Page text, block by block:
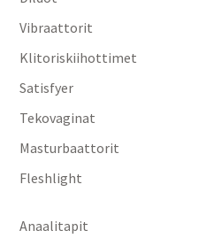
Vibraattorit
Klitoriskiihottimet
Satisfyer
Tekovaginat
Masturbaattorit
Fleshlight
Anaalitapit